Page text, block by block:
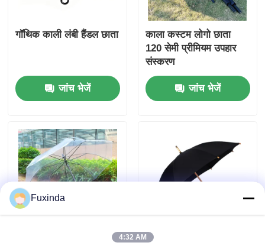
गॉथिक काली लंबी हैंडल छाता
जांच भेजें
काला कस्टम लोगो छाता
120 सेमी प्रीमियम उपहार
संस्करण
जांच भेजें
बांस हैंडल सीधे चलने वाली
Fuxinda
4:32 AM